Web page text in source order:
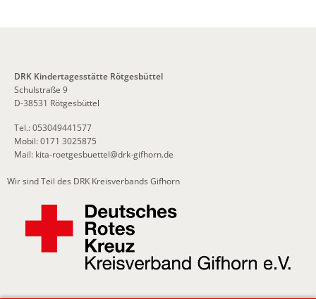
DRK Kindertagesstätte Rötgesbüttel
Schulstraße 9
D-38531 Rötgesbüttel
Tel.: 053049441577
Mobil: 0171 3025875
Mail: kita-roetgesbuettel@drk-gifhorn.de
Wir sind Teil des DRK Kreisverbands Gifhorn